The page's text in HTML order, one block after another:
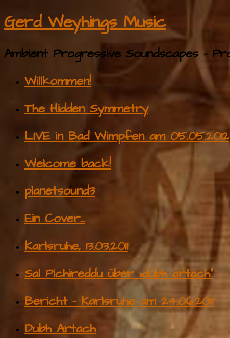
Gerd Weyhings Music
Ambient Progressive Soundscapes –
Willkommen!
The Hidden Symmetry
LIVE in Bad Wimpfen am 05.05.2012
Welcome back!
planetsound3
Ein Cover…
Karlsruhe, 13.03.2011
Sal Pichireddu über „dubh artach“
Bericht – Karlsruhe am 24.06.2011
Dubh Artach